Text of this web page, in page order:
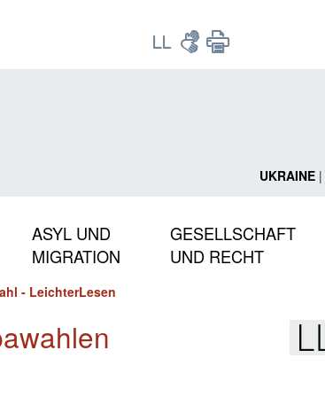
UKRAINE|
ASYL UND
MIGRATION
GESELLSCHAFT
UND RECHT
- LeichterLesen